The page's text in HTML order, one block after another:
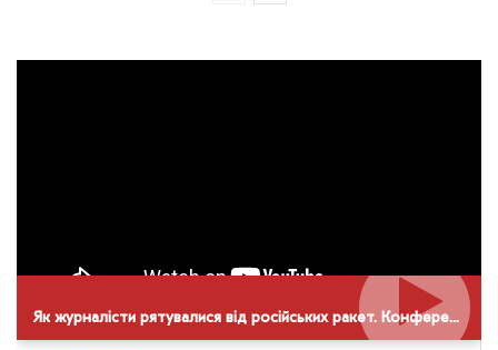
Як журналісти рятувалися від російських ракет. Конференція НСЖУ в Дніпрі